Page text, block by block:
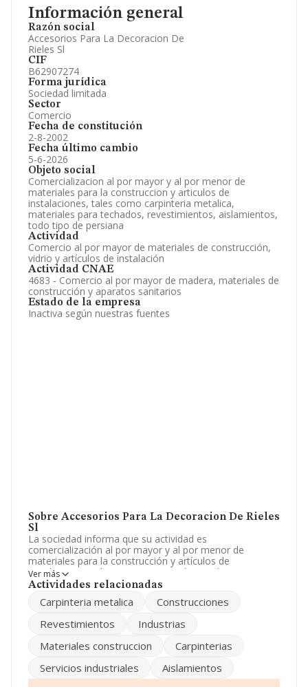
Información general
Razón social
Accesorios Para La Decoracion De
Rieles Sl
CIF
B62907274
Forma jurídica
Sociedad limitada
Sector
Comercio
Fecha de constitución
2-8-2002
Fecha último cambio
5-6-2026
Objeto social
Comercializacion al por mayor y al por menor de
materiales para la construccion y articulos de
instalaciones, tales como carpinteria metalica,
materiales para techados, revestimientos, aislamientos,
todo tipo de persiana
Actividad
Comercio al por mayor de materiales de construcción,
vidrio y artículos de instalación
Actividad CNAE
4683 - Comercio al por mayor de madera, materiales de
construcción y aparatos sanitarios
Estado de la empresa
Inactiva según nuestras fuentes
Sobre Accesorios Para La Decoracion De Rieles
Sl
La sociedad informa que su actividad es
comercialización al por mayor y al por menor de
materiales para la construcción y artículos de
instalaciones, tales como carpintería metalica,
materiales para techados, revestimientos, aislamientos,
como Sociedad Limitada. Tiene CNAE: 4683 - '%cnae%'.
número 932444816.
La empresa españolaAccesorios Para La Decoracion
de Rieles S.L, con CIF B62907274, se encuentra en
Ver más
Actividades relacionadas
Carpinteria metalica
Construcciones
Revestimientos
Industrias
Materiales construccion
Carpinterias
Servicios industriales
Aislamientos
Información oficial y registral complementaria.